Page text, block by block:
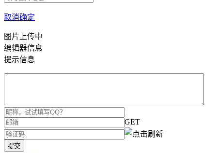
取消确定
图片上传中
编辑器信息
提示信息
GET